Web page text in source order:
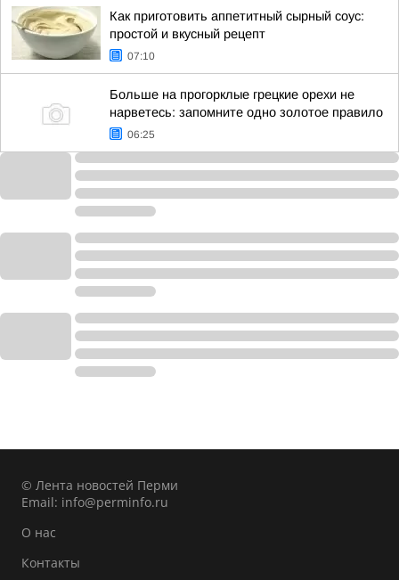
Как приготовить аппетитный сырный соус:
простой и вкусный рецепт
07:10
Больше на прогорклые грецкие орехи не
нарветесь: запомните одно золотое правило
06:25
© Лента новостей Перми
Email: info@perminfo.ru
О нас
Контакты